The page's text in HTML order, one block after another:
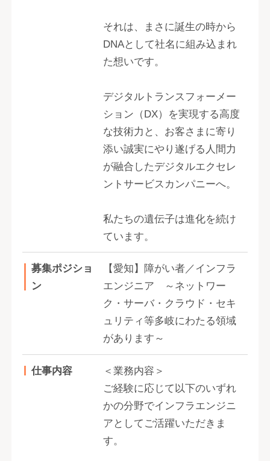
それは、まさに誕生の時から
DNAとして社名に組み込まれ
た想いです。
デジタルトランスフォーメー
ション（DX）を実現する高度
な技術力と、お客さまに寄り
添い誠実にやり遂げる人間力
が融合したデジタルエクセレ
ントサービスカンパニーへ。
私たちの遺伝子は進化を続け
ています。
募集ポジショ
ン
【愛知】障がい者／インフラ
エンジニア ～ネットワー
ク・サーバ・クラウド・セキ
ュリティ等多岐にわたる領域
があります～
仕事内容
＜業務内容＞
ご経験に応じて以下のいずれ
かの分野でインフラエンジニ
アとしてご活躍いただきま
す。